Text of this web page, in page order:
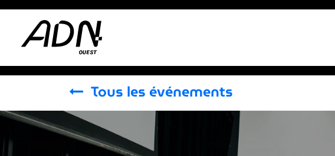
Se rendre au contenu
Tous les événements